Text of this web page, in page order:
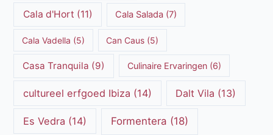
Cala d'Hort (11) Cala Salada(7)
Cala Vadella (5) Can Caus (5)
Casa Tranquila (9) Culinaire Ervaringen(6)
cultureel erfgoed Ibiza (14) Dalt Vila (13)
Es Vedra (14) Formentera (18)